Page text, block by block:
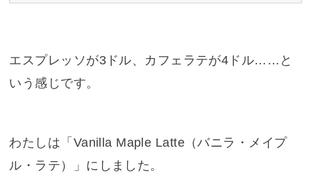
エスプレッソが3ドル、カフェラテが4ドル……と
いう感じです。
わたしは「Vanilla Maple Latte（バニラ・メイプ
ル・ラテ）」にしました。